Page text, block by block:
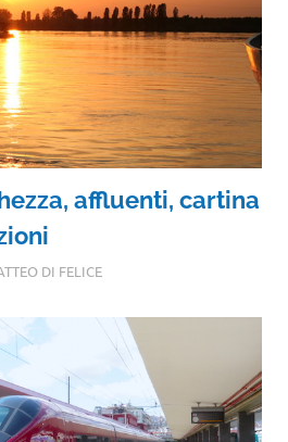
affluenti, cartina
DI FELICE